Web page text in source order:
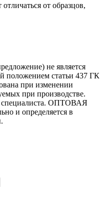
от образцов,
не является
положением статьи 437 ГК
при изменении
при производстве.
специалиста. ОПТОВАЯ
и определяется в